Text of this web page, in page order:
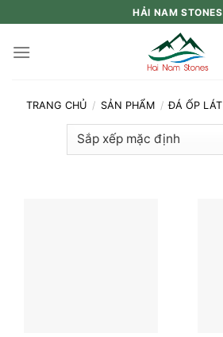
to
content
HẢI NAM STONES
TRANG CHỦ / SẢN PHẨM / ĐÁ ỐP LÁT